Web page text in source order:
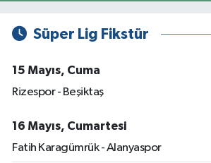
Süper Lig Fikstür
15 Mayıs, Cuma
Rizespor - Beşiktaş
16 Mayıs, Cumartesi
Fatih Karagümrük - Alanyaspor